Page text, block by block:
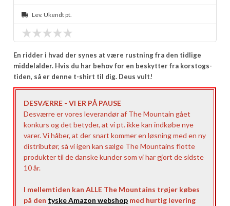
Lev. Ukendt pt.
En ridder i hvad der synes at være rustning fra den tidlige
middelalder. Hvis du har behov for en beskytter fra korstogs-
tiden, så er denne t-shirt til dig. Deus vult!
DESVÆRRE - VI ER PÅ PAUSE
Desværre er vores leverandør af The Mountain gået
konkurs og det betyder, at vi pt. ikke kan indkøbe nye
varer. Vi håber, at der snart kommer en løsning med en ny
distributør, så vi igen kan sælge The Mountains flotte
produkter til de danske kunder som vi har gjort de sidste
10 år.
I mellemtiden kan ALLE The Mountains trøjer købes
på den tyske Amazon webshop med hurtig levering